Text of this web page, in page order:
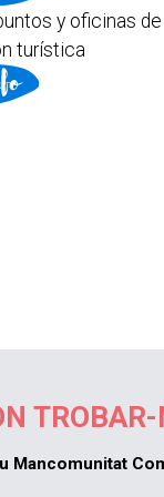
y oficinas de
turística
TROBAR-
Mancomunitat